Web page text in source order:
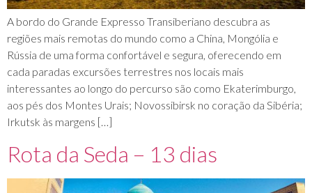
A bordo do Grande Expresso Transiberiano descubra as
regiões mais remotas do mundo como a China, Mongólia e
Rússia de uma forma confortável e segura, oferecendo em
cada paradas excursões terrestres nos locais mais
interessantes ao longo do percurso são como Ekaterimburgo,
aos pés dos Montes Urais; Novossibirsk no coração da Sibéria;
Irkutsk às margens […]
Rota da Seda – 13 dias